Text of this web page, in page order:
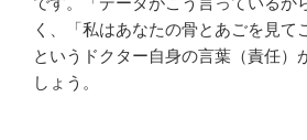
く、「私はあなたの骨とあごを見て
というドクター自身の言葉（責任）
しょう。